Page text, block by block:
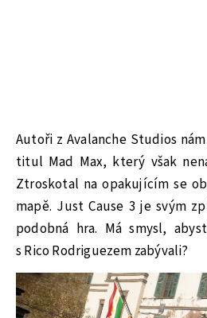
Autoři z Avalanche Studios
titul Mad Max, který však
Ztroskotal na opakujícím se
mapě. Just Cause 3 je svým
podobná hra. Má smysl,
s Rico Rodriguezem zabývali?